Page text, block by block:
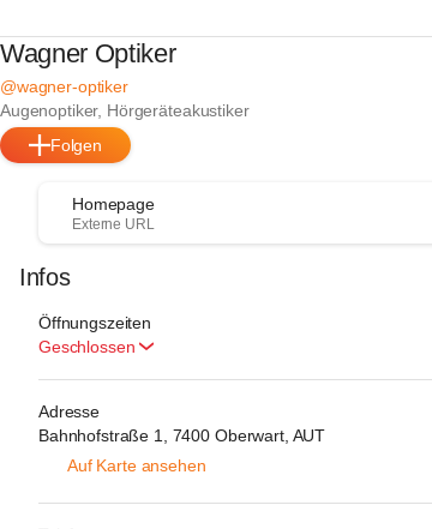
Wagner Optiker
@wagner-optiker
Augenoptiker, Hörgeräteakustiker
Folgen
Homepage
Externe URL
Infos
Öffnungszeiten
Geschlossen
Adresse
Bahnhofstraße 1, 7400 Oberwart, AUT
Auf Karte ansehen